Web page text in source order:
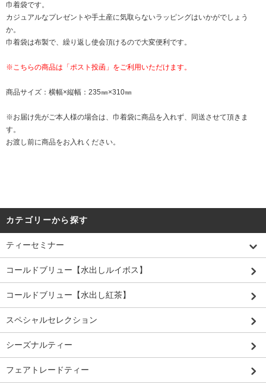
巾着袋です。
カジュアルなプレゼントや手土産に気取らないラッピングはいかがでしょう
か。
巾着袋は布製で、繰り返し使会頂けるので大変便利です。
※こちらの商品は「ポスト投函」をご利用いただけます。
商品サイズ：横幅×縦幅：235㎜×310㎜
※お届け先がご本人様の場合は、巾着袋に商品を入れず、同送させて頂きま
す。
お渡し前に商品をお入れください。
カテゴリーから探す
ティーセミナー
コールドブリュー【水出しルイボス】
コールドブリュー【水出し紅茶】
スペシャルセレクション
シーズナルティー
フェアトレードティー